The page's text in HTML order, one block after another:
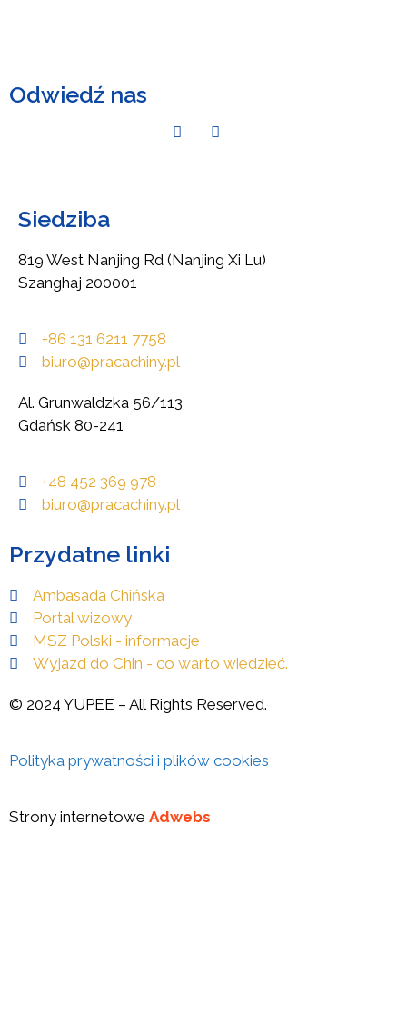
Odwiedź nas
Siedziba
819 West Nanjing Rd (Nanjing Xi Lu)
Szanghaj 200001
+86 131 6211 7758
biuro@pracachiny.pl
Al. Grunwaldzka 56/113
Gdańsk 80-241
+48 452 369 978
biuro@pracachiny.pl
Przydatne linki
Ambasada Chińska
Portal wizowy
MSZ Polski - informacje
Wyjazd do Chin - co warto wiedzieć.
© 2024 YUPEE – All Rights Reserved.
Polityka prywatności i plików cookies
Strony internetowe Adwebs